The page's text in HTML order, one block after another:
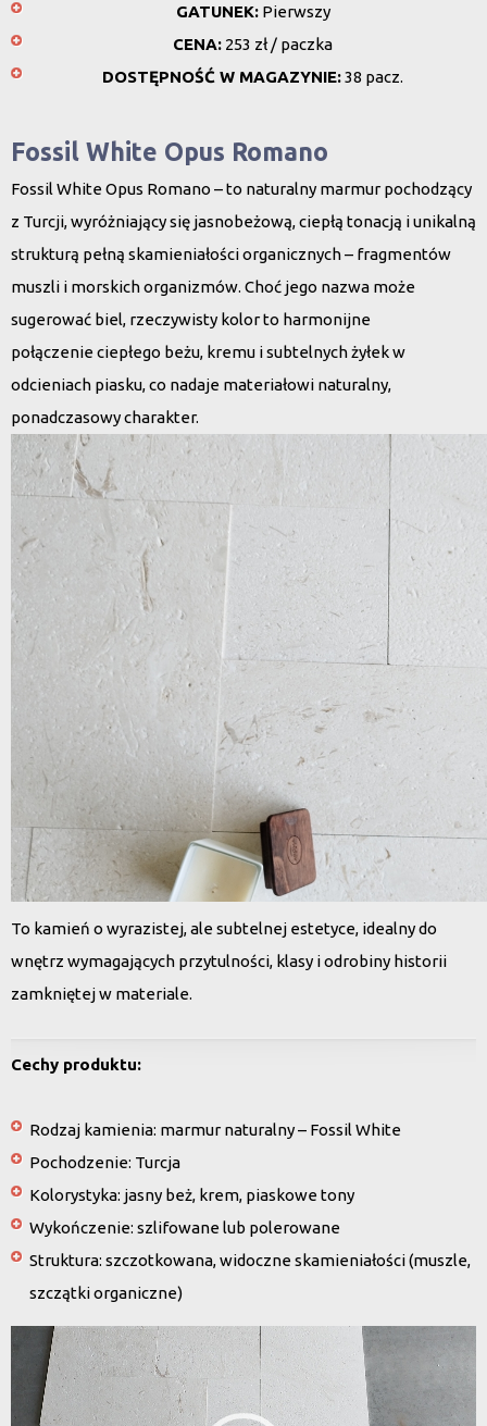
GATUNEK:Pierwszy
CENA: 253 zł / paczka
DOSTĘPNOŚĆ W MAGAZYNIE:38 pacz.
Fossil White Opus Romano
Fossil White Opus Romano – to naturalny marmur pochodzący
z Turcji, wyróżniający się jasnobeżową, ciepłą tonacją i unikalną
strukturą pełną skamieniałości organicznych– fragmentów
muszli i morskich organizmów. Choć jego nazwa może
sugerować biel, rzeczywisty kolor to harmonijne
połączenieciepłego beżu, kremu i subtelnych żyłek w
odcieniach piasku, co nadaje materiałowi naturalny,
ponadczasowy charakter.
To kamień o wyrazistej, ale subtelnej estetyce, idealny do
wnętrz wymagających przytulności, klasy i odrobiny historii
zamkniętej w materiale.
Cechy produktu:
Rodzaj kamienia: marmur naturalny – Fossil White
Pochodzenie: Turcja
Kolorystyka: jasny beż, krem, piaskowe tony
Wykończenie: szlifowane lub polerowane
Struktura: szczotkowana, widoczne skamieniałości (muszle,
szczątki organiczne)
Odtwarzacz
video